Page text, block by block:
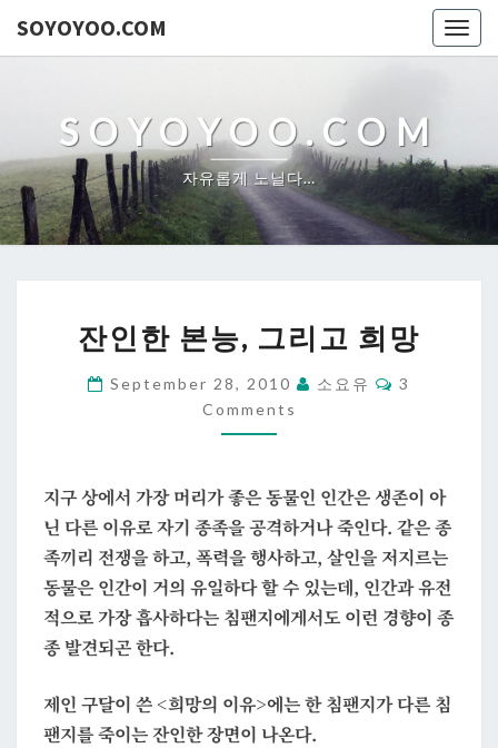
SOYOYOO.COM
SOYOYOO.COM
자유롭게 노닐다…
인
한
본
능,
리
고
희
망
잔인한 본능, 그리고 희망
September 28, 2010 소요유 Comments
3
Comments
지구 상에서 가장 머리가 좋은 동물인 인간은 생존이 아
닌 다른 이유로 자기 종족을 공격하거나 죽인다. 같은 종
족끼리 전쟁을 하고, 폭력을 행사하고, 살인을 저지르는
동물은 인간이 거의 유일하다 할 수 있는데, 인간과 유전
적으로 가장 흡사하다는 침팬지에게서도 이런 경향이 종
종 발견되곤 한다.
제인 구달이 쓴 <희망의 이유>에는 한 침팬지가 다른 침
팬지를 죽이는 잔인한 장면이 나온다.